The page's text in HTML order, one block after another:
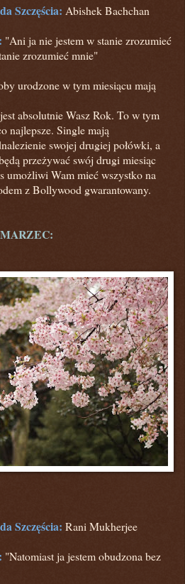
Szczęścia: Abishek Bachchan
"Ani ja nie jestem w stanie zrozumieć
zrozumieć mnie"
urodzone w tym miesiącu mają
absolutnie Wasz Rok. To w tym
najlepsze. Single mają
swojej drugiej połówki, a
przeżywać swój drugi miesiąc
umożliwi Wam mieć wszystko na
z Bollywood gwarantowany.
MARZEC:
Szczęścia: Rani Mukherjee
"Natomiast ja jestem obudzona bez